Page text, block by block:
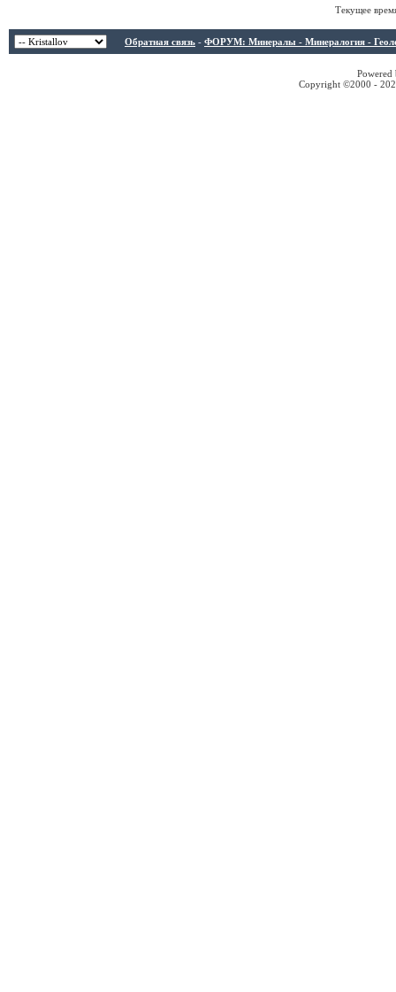
Текущее
Обратная связь - ФОРУМ: Минералы - Минералогия -
Copyright ©2000 -